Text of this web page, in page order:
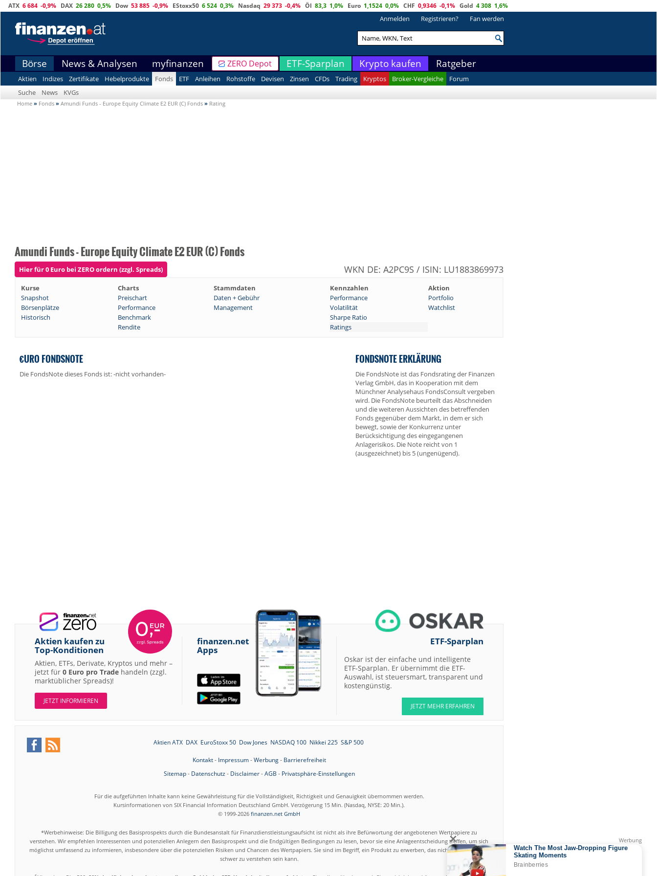
ATX 6 684 -0,9% DAX 26 280 0,5% Dow 53 885 -0,9% EStoxx50 6 524 0,3% Nasdaq 29 373 -0,4% Öl 83,3 1,0% Euro 1,1524 0,0% CHF 0,9346 -0,1% Gold 4 308 1,6%
Anmelden Registrieren? Fan werden
Börse News & Analysen myfinanzen ZERO Depot ETF-Sparplan Krypto kaufen Ratgeber
Aktien Indizes Zertifikate Hebelprodukte Fonds ETF Anleihen Rohstoffe Devisen Zinsen CFDs Trading Kryptos Broker-Vergleiche
Forum
Suche
News KVGs
Home » Fonds » Amundi Funds - Europe Equity Climate E2 EUR (C) Fonds » Rating
Amundi Funds - Europe Equity Climate E2 EUR (C) Fonds
Hier für 0 Euro bei ZERO ordern (zzgl. Spreads) WKN DE: A2PC9S / ISIN: LU1883869973
Kurse Charts Stammdaten Kennzahlen
Aktion
Snapshot
Preischart Daten + Gebühr Performance
Portfolio
Börsenplätze
Performance Management Volatilität
Watchlist
Historisch
Benchmark
Sharpe Ratio
Rendite
Ratings
€URO FONDSNOTE
Die FondsNote dieses Fonds ist: -nicht vorhanden-
FONDSNOTE ERKLÄRUNG
Die FondsNote ist das Fondsrating der Finanzen
Verlag GmbH, das in Kooperation mit dem
Münchner Analysehaus FondsConsult vergeben
wird. Die FondsNote beurteilt das Abschneiden
und die weiteren Aussichten des betreffenden
Fonds gegenüber dem Markt, in dem er sich
bewegt, sowie der Konkurrenz unter
Berücksichtigung des eingegangenen
Anlagerisikos. Die Note reicht von 1
(ausgezeichnet) bis 5 (ungenügend).
Aktien kaufen zu
Top-Konditionen
Aktien, ETFs, Derivate, Kryptos und mehr –
jetzt für 0 Euro pro Trade handeln (zzgl.
marktüblicher Spreads)!
JETZT INFORMIEREN
finanzen.net
Apps
ETF-Sparplan
Oskar ist der einfache und intelligente
ETF-Sparplan. Er übernimmt die ETF-
Auswahl, ist steuersmart, transparent und
kostengünstig.
JETZT MEHR ERFAHREN
Aktien ATX DAX EuroStoxx 50 Dow Jones NASDAQ 100 Nikkei 225 S&P 500
Kontakt- Impressum-Werbung- Barrierefreiheit
Sitemap- Datenschutz- Disclaimer-AGB - Privatsphäre-Einstellungen
Für die aufgeführten Inhalte kann keine Gewährleistung für die Vollständigkeit, Richtigkeit und Genauigkeit übernommen werden.
Kursinformationen von SIX Financial Information Deutschland GmbH. Verzögerung 15 Min. (Nasdaq, NYSE: 20 Min.).
© 1999-2026 finanzen.net GmbH
*Werbehinweise: Die Billigung des Basisprospekts durch die Bundesanstalt für Finanzdienstleistungsaufsicht ist nicht als ihre Befürwortung der angebotenen Wertpapiere zu
verstehen. Wir empfehlen Interessenten und potenziellen Anlegern den Basisprospekt und die Endgültigen Bedingungen zu lesen, bevor sie eine Anlageentscheidung treffen, um sich
möglichst umfassend zu informieren, insbesondere über die potenziellen Risiken und Chancen des Wertpapiers. Sie sind im Begriff, ein Produkt zu erwerben, das nicht einfach ist und
schwer zu verstehen sein kann.